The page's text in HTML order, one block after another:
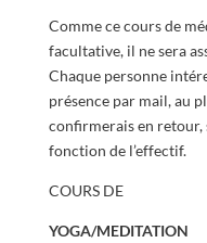
Comme ce cours de
facultative, il ne sera
Chaque personne
présence par mail, au
confirmerais en retour,
fonction de l’effectif.
COURS DE
YOGA/MEDITATION